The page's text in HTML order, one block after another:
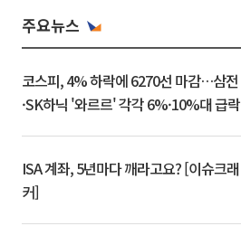
주요뉴스
코스피, 4% 하락에 6270선 마감…삼전
·SK하닉 '와르르' 각각 6%·10%대 급락
ISA 계좌, 5년마다 깨라고요? [이슈크래
커]